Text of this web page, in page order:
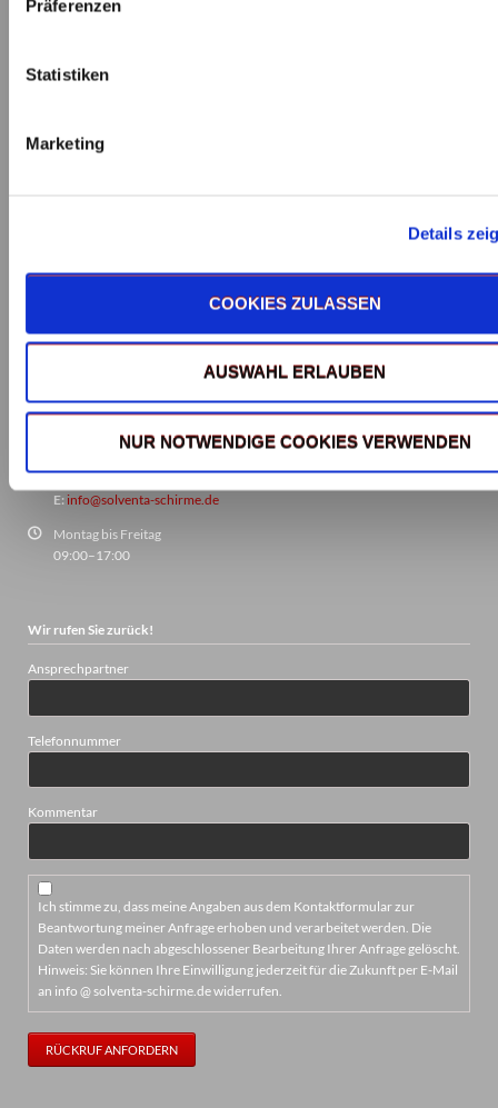
Präferenzen
Statistiken
Marketing
Details
COOKIES ZULASSEN
AUSWAHL ERLAUBEN
NUR NOTWENDIGE COOKIES VERWENDEN
Adresse & Kontakt
Daimlerstraße 11
F:07151 96905-99
E: info@solventa-schirme.de
Montag bis Freitag
09:00–17:00
Wir rufen Sie zurück!
Ansprechpartner
Telefonnummer
Kommentar
Ich stimme zu, dass meine Angaben aus dem Kontaktformular zur
Beantwortung meiner Anfrage erhoben und verarbeitet werden. Die
Daten werden nach abgeschlossener Bearbeitung Ihrer Anfrage gelöscht.
Hinweis: Sie können Ihre Einwilligung jederzeit für die Zukunft per E-Mail
an info @ solventa-schirme.de widerrufen.
RÜCKRUF ANFORDERN